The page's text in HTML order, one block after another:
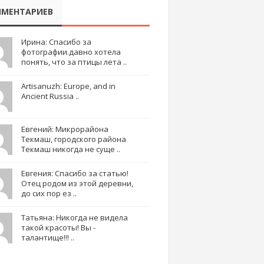
Ирина: Спасибо за
фотографии.давно хотела
понять, что за птицы лета ..
Artisanuzh: Europe, and in
Ancient Russia ..
Евгений: Микрорайона
Текмаш, городского района
Текмаш никогда не суще ..
Евгения: Спасибо за статью!
Отец родом из этой деревни,
до сих пор ез ..
Татьяна: Никогда не видела
такой красоты! Вы -
талантище!!! ..